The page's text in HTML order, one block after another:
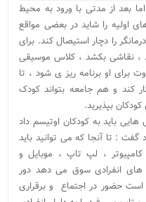
بعد از مدتی با ورود به محیط
اولیه را شاید در بعضی مواقع
را دچار استیصال کند. برای
، نقاشی بکشد ، کلاس موسیقی
برای او برنامه ریز ی شود ، تا
کند و هم جامعه بتواند کودک
بپذیرید.
باید به کودکان اوتیسم داد
: تا آنجا که می توانید باید
، لپ تاپ ، موبایل و
انفرادی سوق می دهد دور
حضور در اجتماع و برقراری